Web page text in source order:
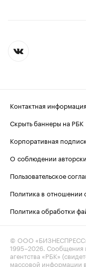
Контактная информация
Скрыть баннеры на РБК
Корпоративная
О соблюдении
Пользовательское
Политика в отношении
Политика обработки
© ООО
1995–2026 .
агентства «РБК»
массовой информации